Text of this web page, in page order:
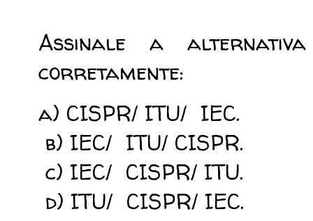
Assinale a
corretamente:
a) CISPR/ ITU/ IEC.
b) IEC/ ITU/ CISPR.
c) IEC/ CISPR/ ITU.
d) ITU/ CISPR/ IEC.